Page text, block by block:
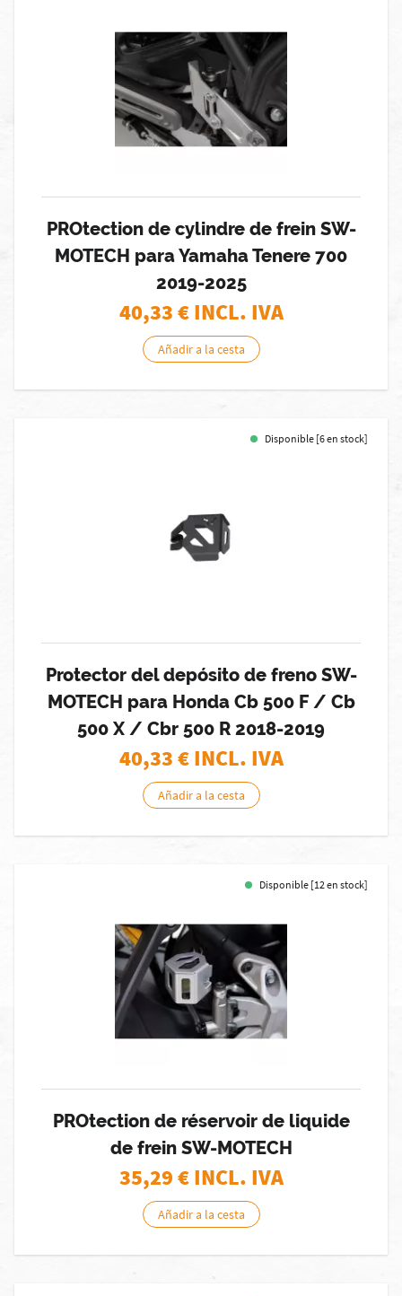
PROtection de cylindre de frein SW-
MOTECH para Yamaha Tenere 700
2019-2025
40,33€ INCL. IVA
Añadir a la cesta
Disponible [6 en stock]
Protector del depósito de freno SW-
MOTECH para Honda Cb 500 F / Cb
500 X / Cbr 500 R 2018-2019
40,33€ INCL. IVA
Añadir a la cesta
Disponible [12 en stock]
PROtection de réservoir de liquide
de frein SW-MOTECH
35,29€ INCL. IVA
Añadir a la cesta